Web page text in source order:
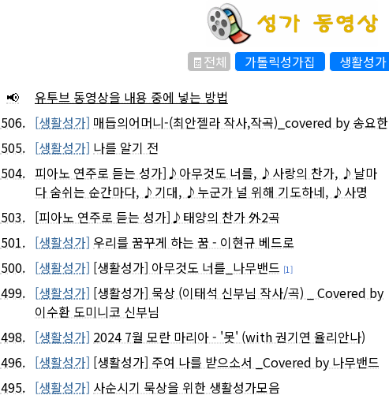
🧾전체 가톨릭성가집
생활성가
📢
유투브 동영상을 내용 중에 넣는 방법
506. [생활성가] 매듭의어머니-(최안젤라 작사,작곡)_covered by 송요한
505. [생활성가] 나를 알기 전
504. 피아노 연주로 듣는 성가]♪아무것도 너를, ♪사랑의 찬가, ♪날마
다 숨쉬는 순간마다, ♪기대, ♪누군가 널 위해 기도하네, ♪사명
503. [피아노 연주로 듣는 성가]♪태양의 찬가 外2곡
501. [생활성가] 우리를 꿈꾸게 하는 꿈 - 이현규 베드로
500. [생활성가] [생활성가] 아무것도 너를_나무밴드 [1]
499. [생활성가] [생활성가] 묵상 (이태석 신부님 작사/곡) _ Covered by
이수환 도미니코 신부님
498. [생활성가] 2024 7월 모란 마리아 - '못' (with 권기연 율리안나)
496. [생활성가] [생활성가] 주여 나를 받으소서 _Covered by 나무밴드
495. [생활성가] 사순시기 묵상을 위한 생활성가모음